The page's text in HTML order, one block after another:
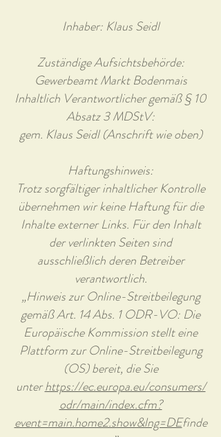
Inhaber: Klaus Seidl
Zuständige Aufsichtsbehörde:
Gewerbeamt Markt Bodenmais
Inhaltlich Verantwortlicher gemäß § 10
Absatz 3 MDStV:
gem. Klaus Seidl (Anschrift wie oben)
Haftungshinweis:
Trotz sorgfältiger inhaltlicher Kontrolle
übernehmen wir keine Haftung für die
Inhalte externer Links. Für den Inhalt
der verlinkten Seiten sind
ausschließlich deren Betreiber
verantwortlich.
„Hinweis zur Online-Streitbeilegung
gemäß Art. 14 Abs. 1 ODR-VO: Die
Europäische Kommission stellt eine
Plattform zur Online-Streitbeilegung
(OS) bereit, die Sie
unterhttps://ec.europa.eu/consumers/
odr/main/index.cfm?
event=main.home2.show&lng=DEfinde